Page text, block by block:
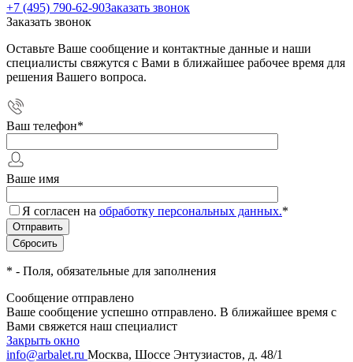
+7 (495) 790-62-90Заказать звонок
Заказать звонок
Оставьте Ваше сообщение и контактные данные и наши
специалисты свяжутся с Вами в ближайшее рабочее время для
решения Вашего вопроса.
Ваш телефон*
Ваше имя
Я согласен на обработку персональных данных.*
* - Поля, обязательные для заполнения
Сообщение отправлено
Ваше сообщение успешно отправлено. В ближайшее время с
Вами свяжется наш специалист
Закрыть окно
info@arbalet.ru Москва, Шоссе Энтузиастов, д. 48/1